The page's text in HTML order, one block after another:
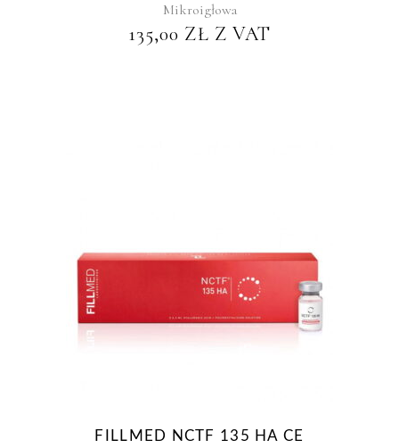
Mikroigłowa
135,00 ZŁ Z VAT
FILLMED NCTF 135 HA CE